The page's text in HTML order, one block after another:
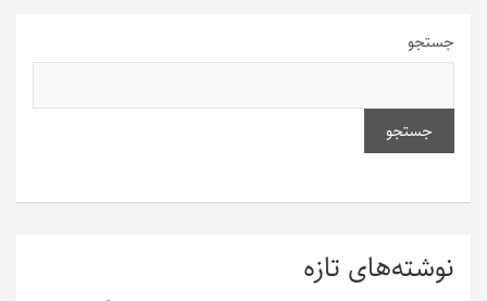
جستجو
جستجو
نوشته‌های تازه